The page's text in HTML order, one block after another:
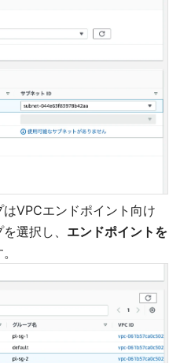
VPCエンドポイント向け
選択し、 エンドポイントを